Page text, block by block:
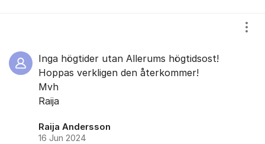
Inga högtider utan Allerums högtidsost!
Hoppas verkligen den återkommer!
Mvh
Raija
Raija Andersson
16 Jun 2024